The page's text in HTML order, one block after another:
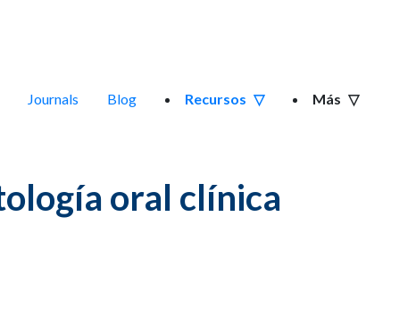
Journals Blog Recursos Más
oral clínica